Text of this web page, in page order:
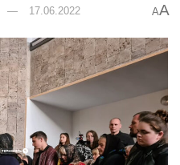
17.06.2022 AA